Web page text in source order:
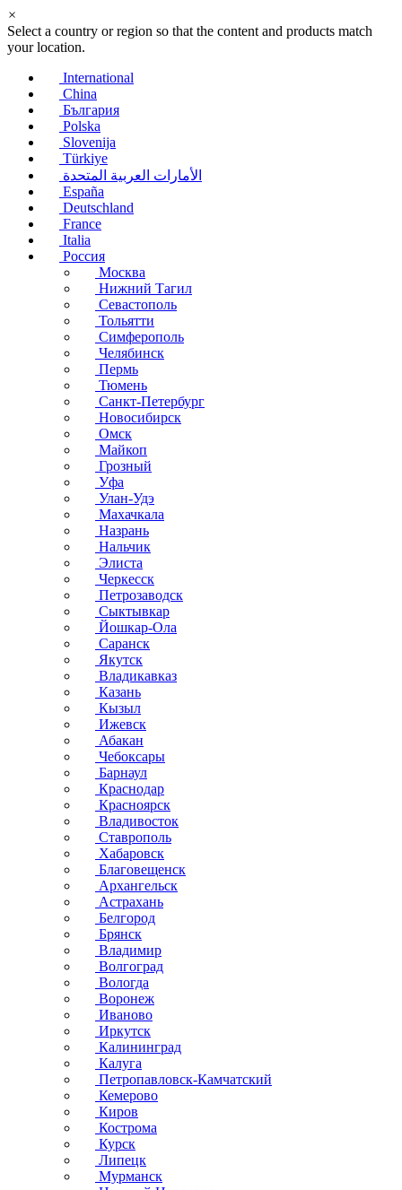
×
Select a country or region so that the content and products match
your location.
International
China
България
Polska
Slovenija
Türkiye
الأمارات العربية المتحدة
España
Deutschland
France
Italia
Россия
Москва
Нижний Тагил
Севастополь
Тольятти
Симферополь
Челябинск
Пермь
Тюмень
Санкт-Петербург
Новосибирск
Омск
Майкоп
Грозный
Уфа
Улан-Удэ
Махачкала
Назрань
Нальчик
Элиста
Черкесск
Петрозаводск
Сыктывкар
Йошкар-Ола
Саранск
Якутск
Владикавказ
Казань
Кызыл
Ижевск
Абакан
Чебоксары
Барнаул
Краснодар
Красноярск
Владивосток
Ставрополь
Хабаровск
Благовещенск
Архангельск
Астрахань
Белгород
Брянск
Владимир
Волгоград
Вологда
Воронеж
Иваново
Иркутск
Калининград
Калуга
Петропавловск-Камчатский
Кемерово
Киров
Кострома
Курск
Липецк
Мурманск